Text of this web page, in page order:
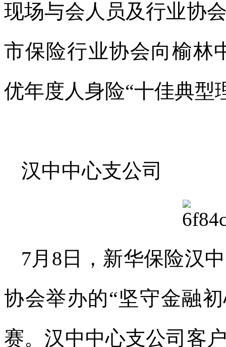
现场与会人员及行业协
市保险行业协会向榆林
优年度人身险“十佳典型
汉中中心支公司
7月8日，新华保险汉
协会举办的“坚守金融
赛。汉中中心支公司客